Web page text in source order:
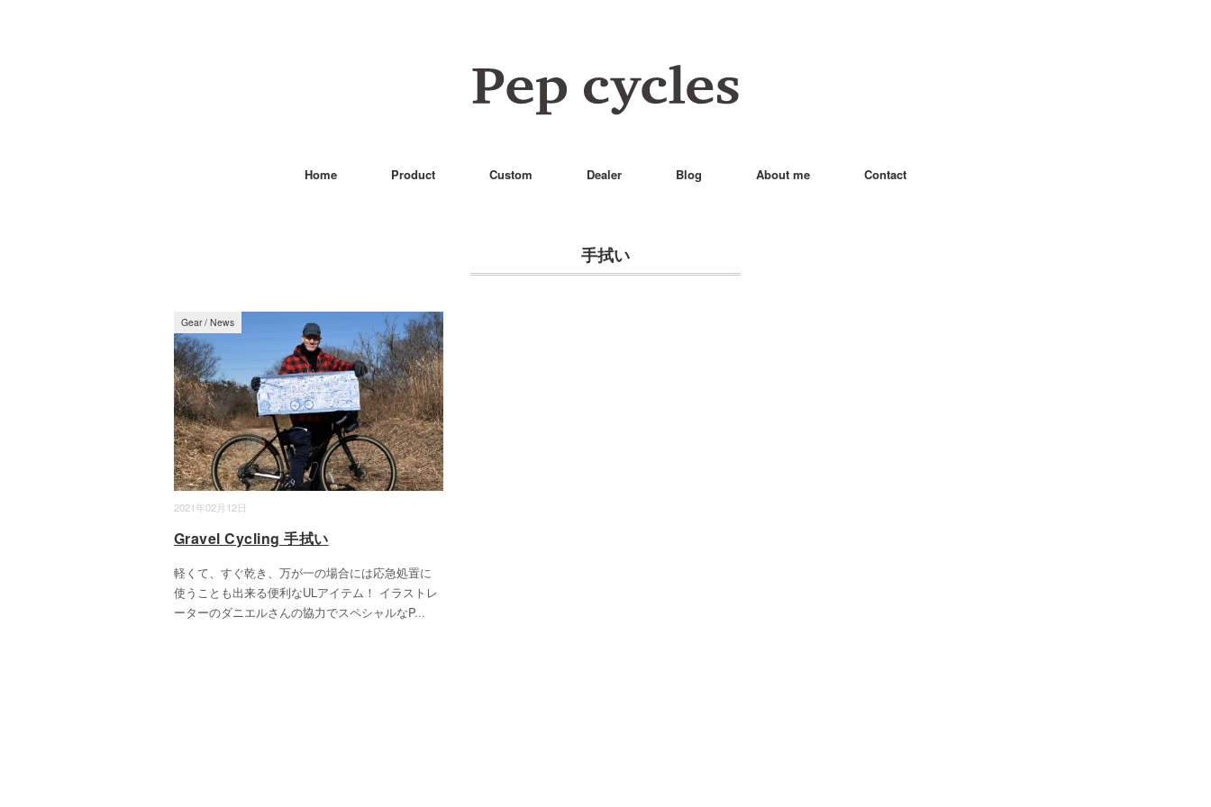
Home Product Custom Dealer Blog About me Contact
手拭い
2021年02月12日
Gear/ News
Gravel Cycling 手拭い
軽くて、すぐ乾き、万が一の場合には応急処置に
使うことも出来る便利なULアイテム！ イラストレ
ーターのダニエルさんの協力でスペシャルなP...